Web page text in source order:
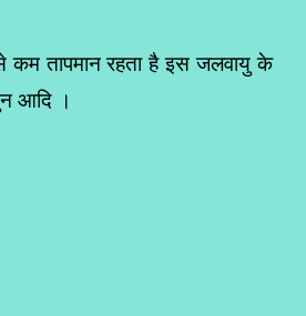
कम तापमान रहता है इस जलवायु के
आदि ।